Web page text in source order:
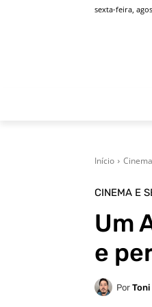
sexta-feira,
Início
CINEMA E
Um
e
Por Toni